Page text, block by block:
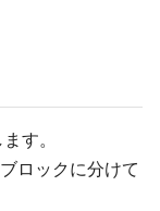
す。
ロックに分けて